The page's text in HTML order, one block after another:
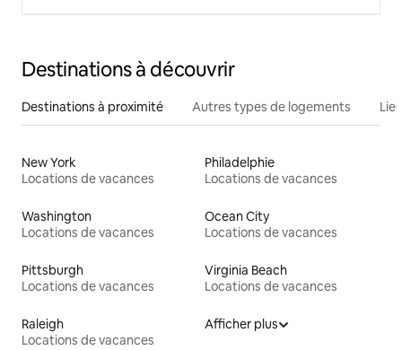
Destinations à découvrir
Destinations à proximité Autres types de logements
New York
Locations de vacances
Philadelphie
Locations de vacances
Washington
Locations de vacances
Ocean City
Locations de vacances
Pittsburgh
Locations de vacances
Virginia Beach
Locations de vacances
Raleigh
Locations de vacances
Afficher plus